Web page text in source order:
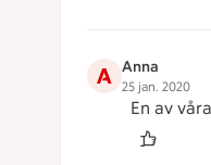
A Anna
25 jan. 2020
En av